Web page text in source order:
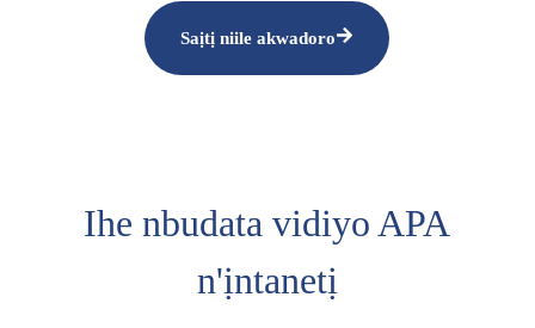
Saịtị niile akwadoro
Ihe nbudata vidiyo APA
n'ịntanetị